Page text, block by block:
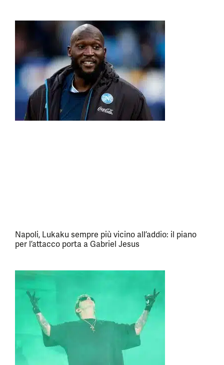
Napoli, Lukaku sempre più vicino all’addio: il piano
per l’attacco porta a Gabriel Jesus